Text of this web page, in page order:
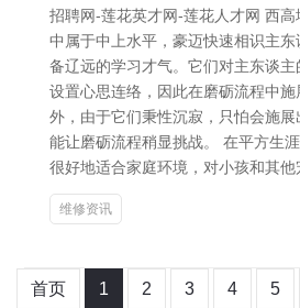
招聘网-莲花英才网-莲花人才网 西
中属于中上水平，豪迈快速相识主
备辽远的学习才气。它们对主东谈
设置心思连络，因此在磨砺流程中
外，由于它们秉性沉寂，只怕会施
能让磨砺流程稍显挑战。 在平方生
很好地适合家庭环境，对小孩和其
维修资讯
首页 1 2 3 4 5